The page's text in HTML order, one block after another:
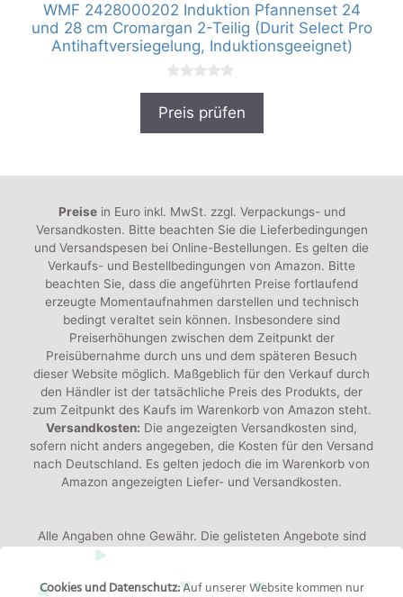
WMF 2428000202 Induktion Pfannenset 24
und 28 cm Cromargan 2-Teilig (Durit Select Pro
Antihaftversiegelung, Induktionsgeeignet)
0
o
Preis prüfen
Preisein Euro inkl. MwSt. zzgl. Verpackungs- und
Versandkosten. Bitte beachten Sie die Lieferbedingungen
und Versandspesen bei Online-Bestellungen. Es gelten die
Verkaufs- und Bestellbedingungen von Amazon. Bitte
beachten Sie, dass die angeführten Preise fortlaufend
erzeugte Momentaufnahmen darstellen und technisch
bedingt veraltet sein können. Insbesondere sind
Preiserhöhungen zwischen dem Zeitpunkt der
Preisübernahme durch uns und dem späteren Besuch
dieser Website möglich. Maßgeblich für den Verkauf durch
den Händler ist der tatsächliche Preis des Produkts, der
zum Zeitpunkt des Kaufs im Warenkorb von Amazon steht.
Versandkosten: Die angezeigten Versandkosten sind,
sofern nicht anders angegeben, die Kosten für den Versand
nach Deutschland. Es gelten jedoch die im Warenkorb von
Amazon angezeigten Liefer- und Versandkosten.
Alle Angaben ohne Gewähr. Die gelisteten Angebote sind
keine verbindlichen Werbeaussagen der Anbieter!
jeweiligen Händler oder Hersteller bereitgestellt. Das
Cookies und Datenschutz:Auf unserer Website kommen nur